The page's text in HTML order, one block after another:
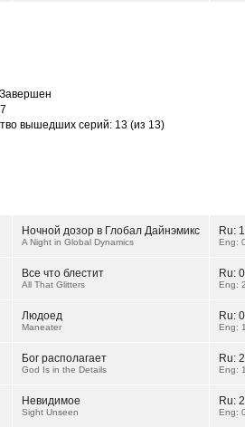
вышедших серий: 13 (из 13)
Ночной дозор в Глобал Дайнэмикс
A Night in Global Dynamics
Ru:
Eng:
Все что блестит
All That Glitters
Ru:
Eng:
Людоед
Maneater
Ru:
Eng:
Бог располагает
God Is in the Details
Ru:
Eng:
Невидимое
Sight Unseen
Ru:
Eng: